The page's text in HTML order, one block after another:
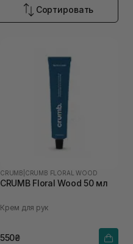
Сортировать
CRUMB CRUMB FLORAL WOOD
CRUMB Floral Wood 50 мл
Крем для рук
550₴